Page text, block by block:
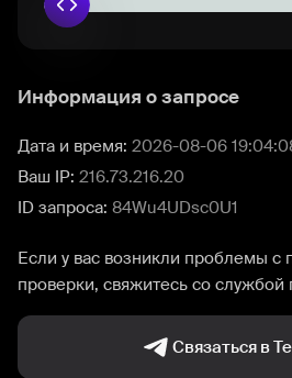
Информация о запросе
Дата и время: 2026-08-06
Ваш IP: 216.73.216.20
ID запроса: 84Wu4UDsc0U1
Если у вас возникли проблемы
проверки, свяжитесь со
Связаться в